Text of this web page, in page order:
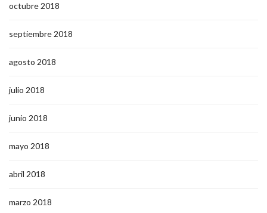
octubre 2018
septiembre 2018
agosto 2018
julio 2018
junio 2018
mayo 2018
abril 2018
marzo 2018